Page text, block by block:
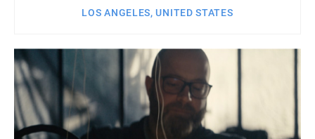
LOS ANGELES, UNITED STATES